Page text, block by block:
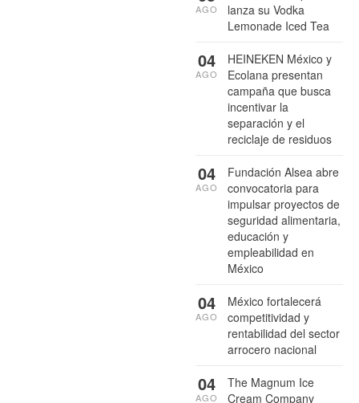
lanza su Vodka
Lemonade Iced Tea
AGO
HEINEKEN México y
Ecolana presentan
campaña que busca
incentivar la
separación y el
reciclaje de residuos
04
AGO
Fundación Alsea abre
convocatoria para
impulsar proyectos de
seguridad alimentaria,
educación y
empleabilidad en
México
04
AGO
México fortalecerá
competitividad y
rentabilidad del sector
arrocero nacional
04
AGO
The Magnum Ice
Cream Company
04
AGO